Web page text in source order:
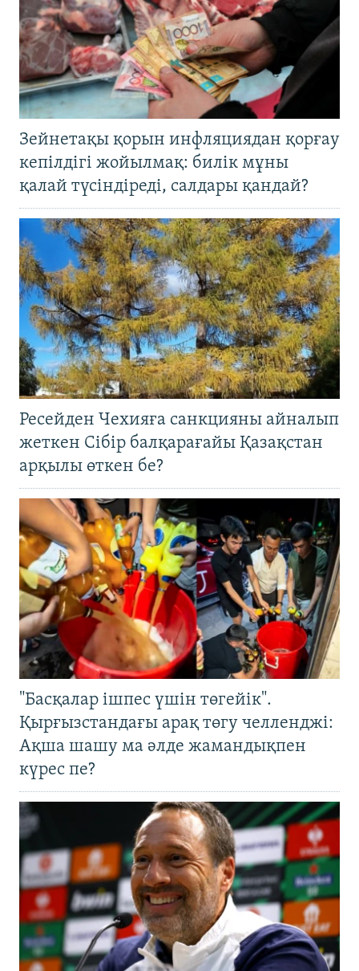
Зейнетақы қорын инфляциядан қорғау
кепілдігі жойылмақ: билік мұны
қалай түсіндіреді, салдары қандай?
Ресейден Чехияға санкцияны айналып
жеткен Сібір балқарағайы Қазақстан
арқылы өткен бе?
"Басқалар ішпес үшін төгейік".
Қырғызстандағы арақ төгу челленджі:
Ақша шашу ма әлде жамандықпен
күрес пе?